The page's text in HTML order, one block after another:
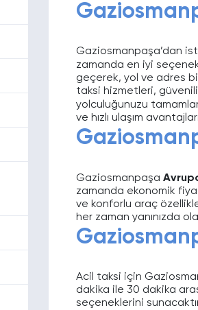
Gaziosmanpaşa’dan
zamanda en iyi
geçerek, yol ve adres
taksi hizmetleri,
yolculuğunuzu
ve hızlı ulaşım
Gaziosmanpaşa
zamanda ekonomik
ve konforlu araç
her zaman yanınızda
Acil taksi için
dakika ile 30 dakika
seçeneklerini